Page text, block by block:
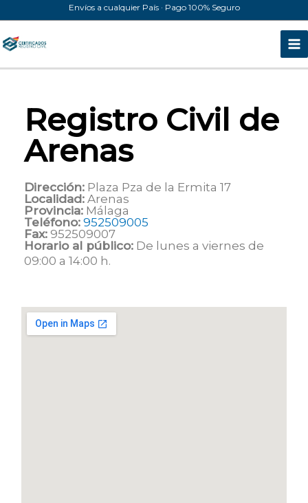
al
contenido
Envíos a cualquier País · Pago 100% Seguro
Registro Civil de
Arenas
Dirección: Plaza Pza de la Ermita 17
Localidad: Arenas
Provincia: Málaga
Teléfono: 952509005
Fax: 952509007
Horario al público: De lunes a viernes de
09:00 a 14:00 h.